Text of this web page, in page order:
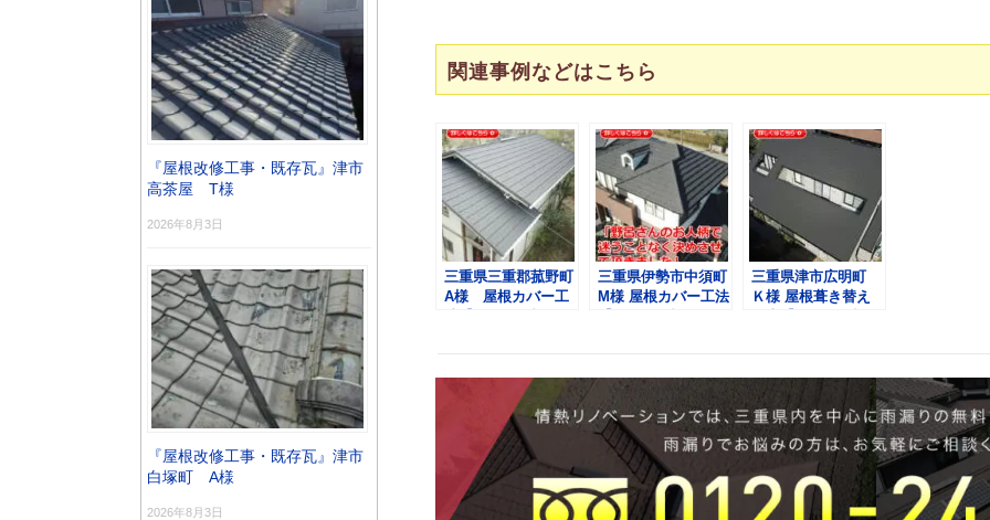
関連事例などはこちら
三重県三重郡菰野町
A様 屋根カバー工
三重県伊勢市中須町
M様 屋根カバー工法
三重県津市広明町
Ｋ様 屋根葺き替え
『屋根改修工事・既存瓦』津市
高茶屋 T様
2026年8月3日
『屋根改修工事・既存瓦』津市
白塚町 A様
2026年8月3日